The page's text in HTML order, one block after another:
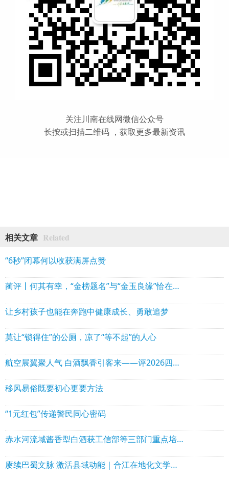
关注川南在线网微信公众号
长按或扫描二维码 ，获取更多最新资讯
相关文章 Related
“6秒”闭幕何以收获满屏点赞
蔺评丨何其有幸，“金榜题名”与“金玉良缘”恰在古蔺同路
让乡村孩子也能在奔跑中健康成长、勇敢追梦
莫让“锁得住”的公厕，凉了“等不起”的人心
航空展翼聚人气 白酒飘香引客来——评2026四川白酒产业园区航空航天展促消费场景活动
移风易俗既要初心更要方法
“1元红包”传递警民同心密码
赤水河流域酱香型白酒获工信部等三部门重点培育——中国酱酒之乡·古蔺发展的时与势
赓续巴蜀文脉 激活县域动能｜合江在地化文学现象与川渝艺术发展路径探析